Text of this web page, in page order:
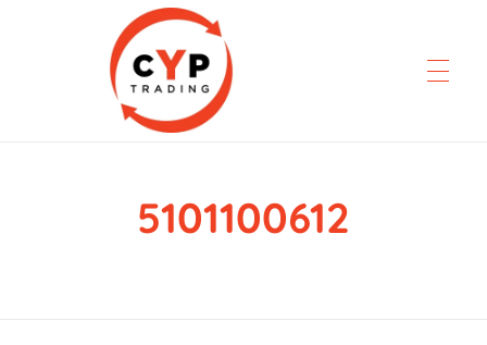
CYP Trading
5101100612